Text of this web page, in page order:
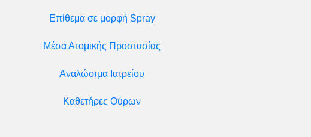
Επίθεμα σε μορφή Spray
Μέσα Ατομικής Προστασίας
Αναλώσιμα Ιατρείου
Καθετήρες Ούρων